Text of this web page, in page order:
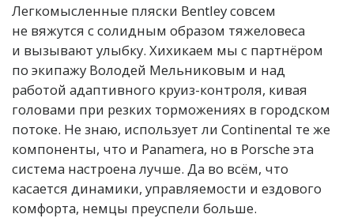
Легкомысленные пляски Bentley совсем
не вяжутся с солидным образом тяжеловеса
и вызывают улыбку. Хихикаем мы с партнёром
по экипажу Володей Мельниковым и над
работой адаптивного круиз-контроля, кивая
головами при резких торможениях в городском
потоке. Не знаю, использует ли Continental те же
компоненты, что и Panamera, но в Porsche эта
система настроена лучше. Да во всём, что
касается динамики, управляемости и ездового
комфорта, немцы преуспели больше.